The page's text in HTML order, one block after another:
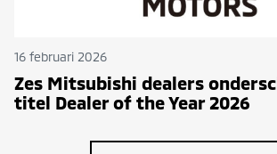
16 februari 2026
Zes Mitsubishi dealers
titel Dealer of the Year 2026